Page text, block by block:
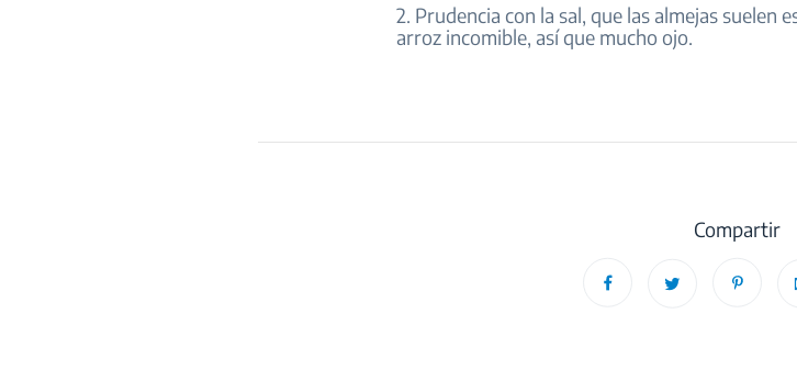
2. Prudencia con la sal, que las almejas suelen
arroz incomible, así que mucho ojo.
Compartir